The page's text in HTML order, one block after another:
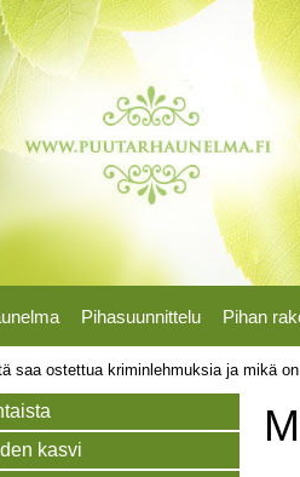
Pihasuunnittelu Pihan
saa ostettua kriminlehmuksia ja mikä
kasvi